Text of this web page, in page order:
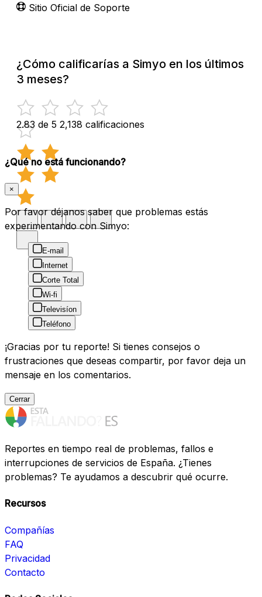
Sitio Oficial de Soporte
¿Cómo calificarías a Simyo en los últimos
3 meses?
2.83 de 5 2,138 calificaciones
¿Qué no está funcionando?
×
Por favor déjanos saber que problemas estás
experimentando con Simyo:
E-mail
Internet
Corte Total
Wi-fi
Televisíon
Teléfono
¡Gracias por tu reporte! Si tienes consejos o
frustraciones que deseas compartir, por favor deja un
mensaje en los comentarios.
Cerrar
Reportes en tiempo real de problemas, fallos e
interrupciones de servicios de España. ¿Tienes
problemas? Te ayudamos a descubrir qué ocurre.
Recursos
Compañías
FAQ
Privacidad
Contacto